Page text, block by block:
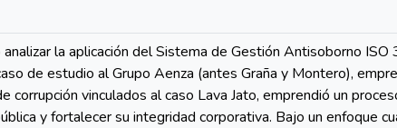
la aplicación del Sistema de Gestión Antisoborno
de estudio al Grupo Aenza (antes Graña y Montero),
vinculados al caso Lava Jato, emprendió un
y fortalecer su integridad corporativa. Bajo un enfoque